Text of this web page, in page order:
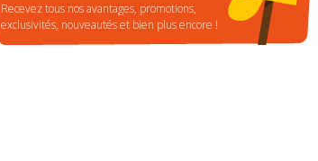
Recevez tous nos avantages, promotions,
exclusivités, nouveautés et bien plus encore !